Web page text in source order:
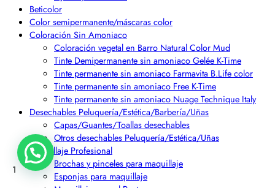
Beticolor
Color semipermanente/máscaras color
Coloración Sin Amoniaco
Coloración vegetal en Barro Natural Color Mud
Tinte Demipermanente sin amoniaco Gelée K-Time
Tinte permanente sin amoniaco Farmavita B.Life color
Tinte permanente sin amoniaco Free K-Time
Tinte permanente sin amoniaco Nuage Technique Italy
Desechables Peluquería/Estética/Barbería/Uñas
Capas/Guantes/Toallas desechables
Otros desechables Peluquería/Estética/Uñas
Maquillaje Profesional
Brochas y pinceles para maquillaje
Esponjas para maquillaje
1